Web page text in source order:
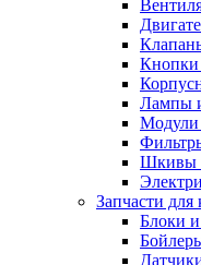
Кнопки
Лампы
Модули
Шкивы
Запчасти
Блоки